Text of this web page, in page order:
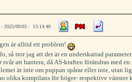
- 2025/09/03 : 13:14:40
är alltid ett problem!
så tror jag att det är en underskattad parameter.
svår att hantera, då AS-kraften förändras med en
är inte om puppan spårar eller inte, utan
olika kompilans för höger- respektive vänster